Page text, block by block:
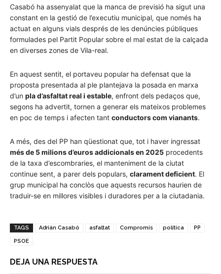
Casabó ha assenyalat que la manca de previsió ha sigut una
constant en la gestió de l’executiu municipal, que només ha
actuat en alguns vials després de les denúncies públiques
formulades pel Partit Popular sobre el mal estat de la calçada
en diverses zones de Vila-real.
En aquest sentit, el portaveu popular ha defensat que la
proposta presentada al ple plantejava la posada en marxa
d’un pla d’asfaltat real i estable, enfront dels pedaços que,
segons ha advertit, tornen a generar els mateixos problemes
en poc de temps i afecten tant conductors com vianants.
A més, des del PP han qüestionat que, tot i haver ingressat
més de 5 milions d’euros addicionals en 2025 procedents
de la taxa d’escombraries, el manteniment de la ciutat
continue sent, a parer dels populars, clarament deficient. El
grup municipal ha conclòs que aquests recursos haurien de
traduir-se en millores visibles i duradores per a la ciutadania.
TAGS Adrián Casabó asfaltat Compromís política PP
PSOE
DEJA UNA RESPUESTA